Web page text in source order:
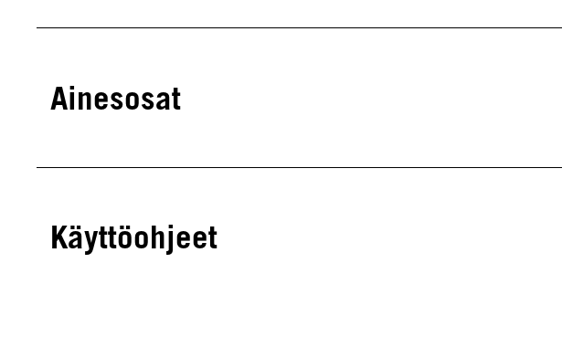
Ainesosat
Käyttöohjeet